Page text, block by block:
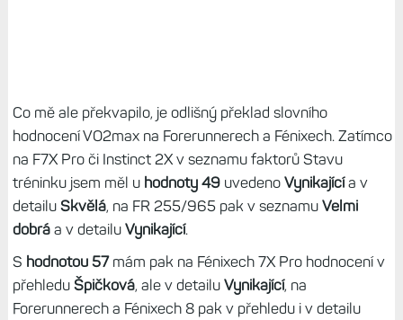
Co mě ale překvapilo, je odlišný překlad slovního
hodnocení VO2max na Forerunnerech a Fénixech. Zatímco
na F7X Pro či Instinct 2X v seznamu faktorů Stavu
tréninku jsem měl u hodnoty 49uvedeno Vynikajícía v
detailu Skvělá, na FR 255/965 pak v seznamu Velmi
dobráa v detailu Vynikající.
S hodnotou 57 mám pak na Fénixech 7X Pro hodnocení v
přehledu Špičková, ale v detailu Vynikající, na
Forerunnerech a Fénixech 8 pak v přehledu i v detailu